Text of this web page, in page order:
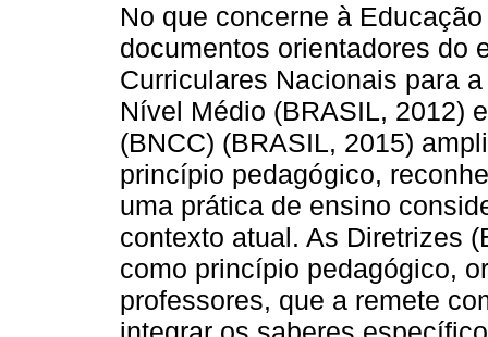
No que concerne à
documentos orientadores do
Curriculares Nacionais para
Nível Médio (BRASIL, 2012)
(BNCC) (BRASIL, 2015)
princípio pedagógico,
uma prática de ensino
contexto atual. As Diretrizes
como princípio pedagógico,
professores, que a remete